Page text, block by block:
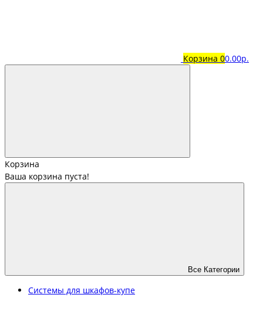
Корзина 00.00р.
Корзина
Ваша корзина пуста!
Все Категории
Системы для шкафов-купе